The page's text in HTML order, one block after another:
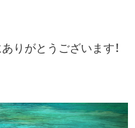
りがとうございます！